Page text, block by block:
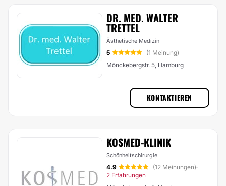
DR. MED. WALTER
TRETTEL
Ästhetische Medizin
5
(1 Meinung)
Mönckebergstr. 5, Hamburg
KONTAKTIEREN
KOSMED-KLINIK
Schönheitschirurgie
4.9 (12 Meinungen)·
2 Erfahrungen